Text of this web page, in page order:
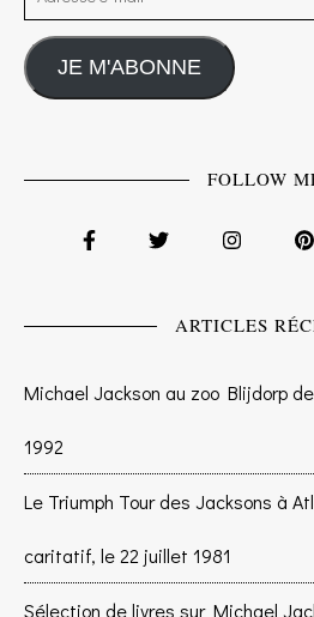
JE M'ABONNE
FOLLOW
ARTICLES
Michael Jackson au zoo Blijdorp
1992
Le Triumph Tour des Jacksons à
caritatif, le 22 juillet 1981
Sélection de livres sur Michael